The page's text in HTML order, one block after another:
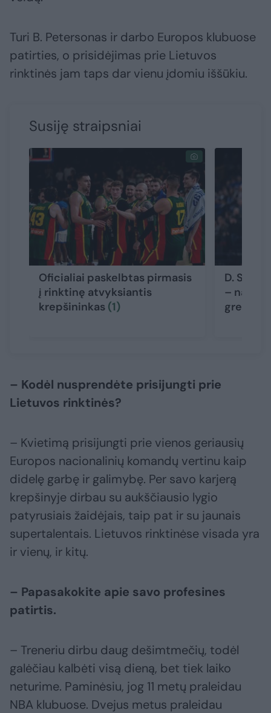
Turi B. Petersonas ir darbo Europos klubuose
patirties, o prisidėjimas prie Lietuvos
rinktinės jam taps dar vienu įdomiu iššūkiu.
Susiję straipsniai
Oficialiai paskelbtas pirmasis
į rinktinę atvyksiantis
krepšininkas (1)
D.
–
gresia
– Kodėl nusprendėte prisijungti prie
Lietuvos rinktinės?
– Kvietimą prisijungti prie vienos geriausių
Europos nacionalinių komandų vertinu kaip
didelę garbę ir galimybę. Per savo karjerą
krepšinyje dirbau su aukščiausio lygio
patyrusiais žaidėjais, taip pat ir su jaunais
supertalentais. Lietuvos rinktinėse visada yra
ir vienų, ir kitų.
– Papasakokite apie savo profesines
patirtis.
– Treneriu dirbu daug dešimtmečių, todėl
galėčiau kalbėti visą dieną, bet tiek laiko
neturime. Paminėsiu, jog 11 metų praleidau
NBA klubuose. Dvejus metus praleidau